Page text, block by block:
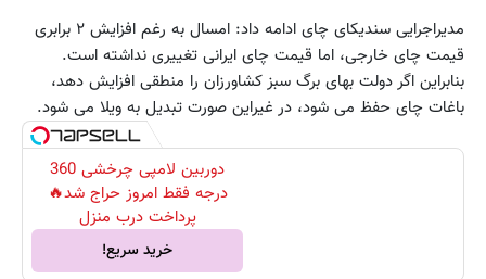
مدیراجرایی سندیکای چای ادامه داد: امسال به رغم افزایش ۲ برابری
قیمت چای خارجی، اما قیمت چای ایرانی تغییری نداشته است.
بنابراین اگر دولت بهای برگ سبز کشاورزان را منطقی افزایش دهد،
باغات چای حفظ می شود، در غیراین صورت تبدیل به ویلا می شود.
دوربین لامپی چرخشی 360
درجه فقط امروز حراج شد🔥
پرداخت درب منزل
خرید سریع!